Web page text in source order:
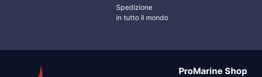
Spedizione
in tutto il mondo
ProMarine Shop